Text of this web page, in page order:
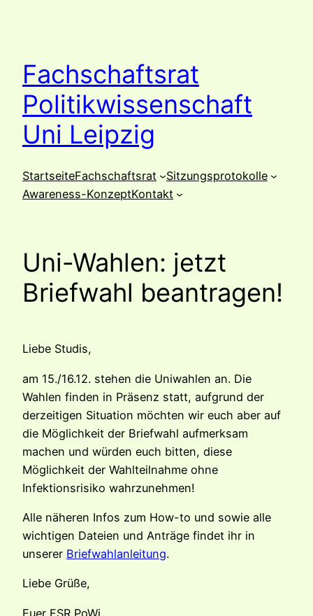
Fachschaftsrat
Politikwissenschaft
Uni Leipzig
StartseiteFachschaftsrat
Sitzungsprotokolle
Awareness-KonzeptKontakt
Uni-Wahlen: jetzt
Briefwahl beantragen!
Liebe Studis,
am 15./16.12. stehen die Uniwahlen an. Die
Wahlen finden in Präsenz statt, aufgrund der
derzeitigen Situation möchten wir euch aber auf
die Möglichkeit der Briefwahl aufmerksam
machen und würden euch bitten, diese
Möglichkeit der Wahlteilnahme ohne
Infektionsrisiko wahrzunehmen!
Alle näheren Infos zum How-to und sowie alle
wichtigen Dateien und Anträge findet ihr in
unserer Briefwahlanleitung.
Liebe Grüße,
Euer FSR PoWi